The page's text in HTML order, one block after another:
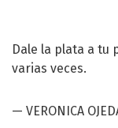
Dale la plata a tu
varias veces.
— VERONICA